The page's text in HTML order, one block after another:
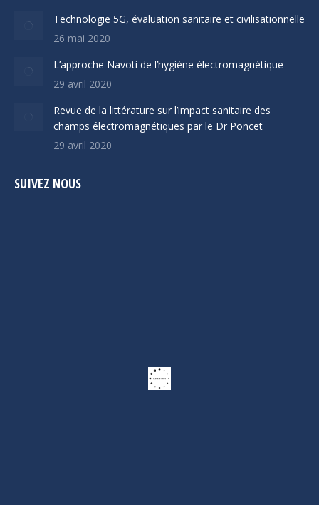
new
Technologie 5G, évaluation sanitaire et civilisationnelle
26 mai 2020
L’approche Navoti de l’hygiène électromagnétique
29 avril 2020
Revue de la littérature sur l’impact sanitaire des
champs électromagnétiques par le Dr Poncet
29 avril 2020
SUIVEZ NOUS